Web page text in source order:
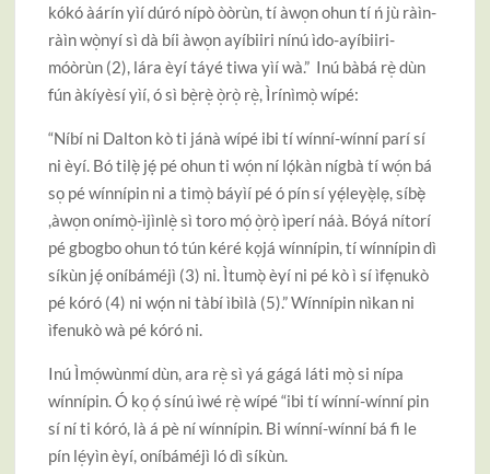
kókó àárín yìí dúró nípò òòrùn, tí àwo̩n ohun tí ń jù ràìn-
ràìn wò̩nyí sì dà bíi àwo̩n ayíbiiri nínú ìdo-ayíbiiri-
móòrùn (2), lára èyí táyé tiwa yìí wà.” Inú bàbá rè̩ dùn
fún àkíyèsí yìí, ó sì bè̩rè̩ ò̩rò̩ rè̩, Ìrínìmò̩ wípé:
“Níbí ni Dalton kò ti jánà wípé ibi tí wínní-wínní parí sí
ni èyí. Bó tilẹ̀ jẹ́ pé ohun ti wó̩n ní lọ́kàn nígbà tí wó̩n bá
so̩ pé wínnípin ni a timò̩ báyìí pé ó pín sí yẹ́leyẹ̀lẹ, síbẹ̀
,àwo̩n onímò̩-ìjìnlè̩ sì toro mó̩ ò̩rò̩ ìperí náà. Bóyá nítorí
pé gbogbo ohun tó tún kéré kọjá wínnípin, tí wínnípin dì
síkùn jẹ́ oníbáméjì (3) ni. Ìtumọ̀ èyí ni pé kò ì sí ìfẹnukò
pé kóró (4) ni wọ́n ni tàbí ìbìlà (5).” Wínnípin nìkan ni
ìfenukò wà pé kóró ni.
Inú Ìmó̩wùnmí dùn, ara rè̩ sì yá gágá láti mò̩ si nípa
wínnípin. Ó ko̩ ọ́ sínú ìwé rè̩ wípé “ibi tí wínní-wínní pin
sí ní ti kóró, là á pè ní wínnípin. Bi wínní-wínní bá fi le
pín lé̩yìn èyí, oníbáméjì ló dì síkùn.